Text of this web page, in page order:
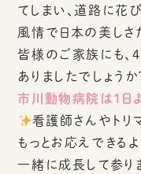
てしまい、道路に花
風情で日本の美しさ
皆様のご家族にも、
ありましたでしょうか
市川動物病院は１日
看護師さんやトリ
もっとお応えできる
一緒に成長して参り